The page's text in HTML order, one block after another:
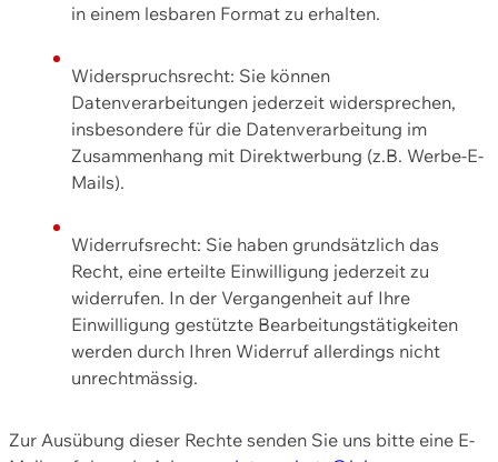
in einem lesbaren Format zu erhalten.
Widerspruchsrecht: Sie können
Datenverarbeitungen jederzeit widersprechen,
insbesondere für die Datenverarbeitung im
Zusammenhang mit Direktwerbung (z.B. Werbe-E-
Mails).
Widerrufsrecht: Sie haben grundsätzlich das
Recht, eine erteilte Einwilligung jederzeit zu
widerrufen. In der Vergangenheit auf Ihre
Einwilligung gestützte Bearbeitungstätigkeiten
werden durch Ihren Widerruf allerdings nicht
unrechtmässig.
Zur Ausübung dieser Rechte senden Sie uns bitte eine E-